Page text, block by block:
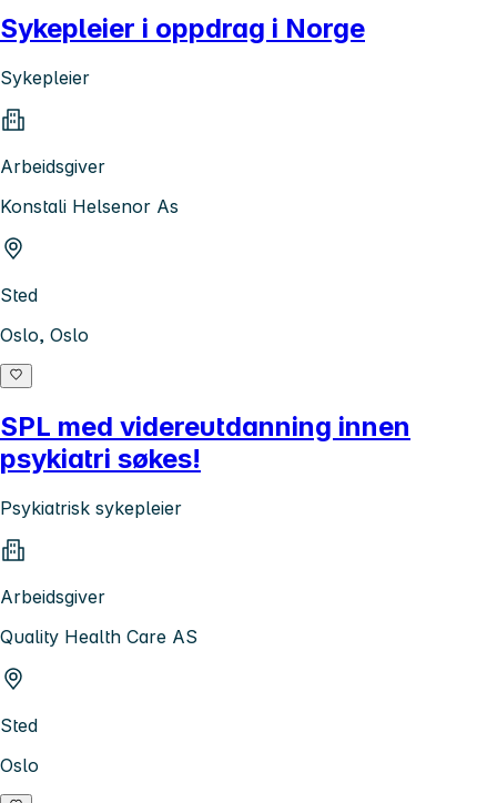
Sykepleier i oppdrag i Norge
Sykepleier
Arbeidsgiver
Konstali Helsenor As
Sted
Oslo, Oslo
SPL med videreutdanning innen
psykiatri søkes!
Psykiatrisk sykepleier
Arbeidsgiver
Quality Health Care AS
Sted
Oslo